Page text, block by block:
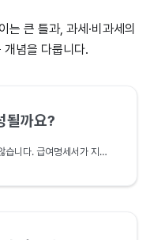
는 큰 틀과, 과세·비과세의
념을 다룹니다.
될까요?
벌기로 한 금액이 그대로 통장에 찍히지는 않습니다. 급여명세서가 지급·공제·실수령으로 짜이는 큰 틀과, 매달 어림한 세금을 1년에 한 번 맞추는 연말정산까지 급여 도메인의 지도를 먼저 그립니다.